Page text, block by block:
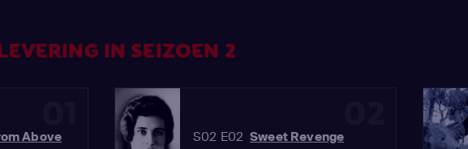
IN SEIZOEN 2
Above S02 E02 Sweet Revenge